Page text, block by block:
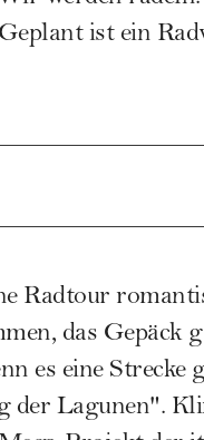
ist ein
Radtour
das
es eine
der Lagunen".